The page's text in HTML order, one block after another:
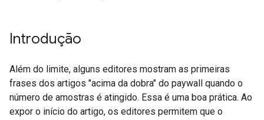
Introdução
Além do limite, alguns editores mostram as primeiras
frases dos artigos "acima da dobra" do paywall quando o
número de amostras é atingido. Essa é uma boa prática. Ao
expor o início do artigo, os editores permitem que o